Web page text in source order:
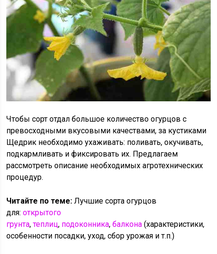
Чтобы сорт отдал большое количество огурцов с
превосходными вкусовыми качествами, за кустиками
Щедрик необходимо ухаживать: поливать, окучивать,
подкармливать и фиксировать их. Предлагаем
рассмотреть описание необходимых агротехнических
процедур.
Читайте по теме:Лучшие сорта огурцов
для:открытого
грунта,теплиц, подоконника,балкона (характеристики,
особенности посадки, уход, сбор урожая и т.п.)